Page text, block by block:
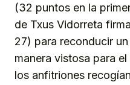
(32 puntos en la
de Txus Vidorreta
27) para reconducir
manera vistosa para
los anfitriones